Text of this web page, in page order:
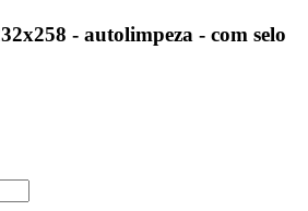
- autolimpeza - com selo